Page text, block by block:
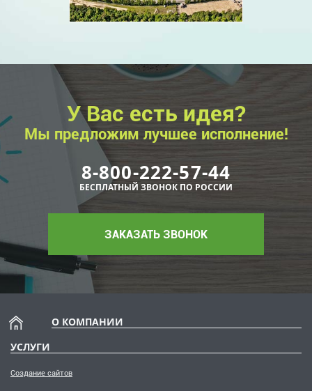
У Вас есть идея?
Мы предложим лучшее исполнение!
8-800-222-57-44
БЕСПЛАТНЫЙ ЗВОНОК ПО РОССИИ
ЗАКАЗАТЬ ЗВОНОК
О КОМПАНИИ
УСЛУГИ
Создание сайтов